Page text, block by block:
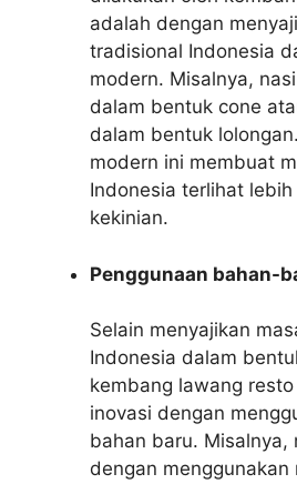
adalah dengan
tradisional Indonesia
modern. Misalnya,
dalam bentuk cone
dalam bentuk
modern ini membuat
Indonesia terlihat
kekinian.
Penggunaan bahan-
Selain menyajikan
Indonesia dalam
kembang lawang
inovasi dengan
bahan baru.
dengan menggunakan